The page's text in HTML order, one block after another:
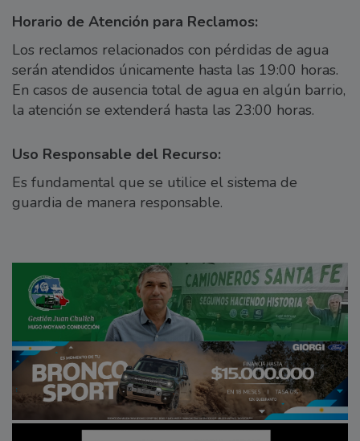
Horario de Atención para Reclamos:
Los reclamos relacionados con pérdidas de agua
serán atendidos únicamente hasta las 19:00 horas.
En casos de ausencia total de agua en algún barrio,
la atención se extenderá hasta las 23:00 horas.
Uso Responsable del Recurso:
Es fundamental que se utilice el sistema de
guardia de manera responsable.